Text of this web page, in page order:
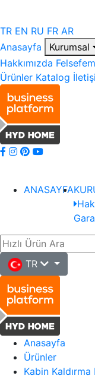
TR EN RU FR AR
Anasayfa
Kurumsal
Hakkımızda
Ürünler Katalog
ANASAYFA
TR
Anasayfa
Ürünler
Kabin